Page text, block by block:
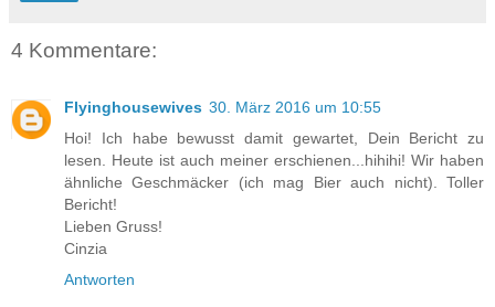
4 Kommentare:
Flyinghousewives 30. März 2016 um 10:55
Hoi! Ich habe bewusst damit gewartet, Dein Bericht zu
lesen. Heute ist auch meiner erschienen...hihihi! Wir haben
ähnliche Geschmäcker (ich mag Bier auch nicht). Toller
Bericht!
Lieben Gruss!
Cinzia
Antworten